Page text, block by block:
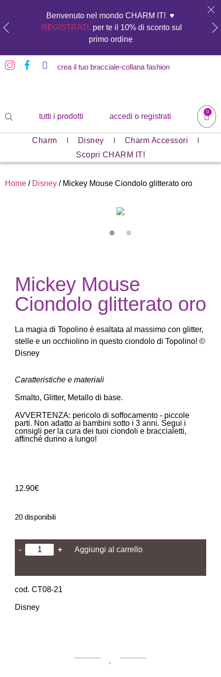
Benvenuto nel mondo CHARM IT! ♥️
REGISTRATI, per te il 10% di sconto sul
primo ordine
crea il tuo bracciale-collana fashion
tutti i prodotti accedi o registrati
0
Charm Disney
Charm Accessori
Scopri CHARM IT!
Home / Disney / Mickey Mouse Ciondolo glitterato oro
Mickey Mouse
Ciondolo glitterato oro
La magia di Topolino è esaltata al massimo con glitter,
stelle e un occhiolino in questo ciondolo di Topolino! ©
Disney
Caratteristiche e materiali
Smalto, Glitter, Metallo di base.
AVVERTENZA: pericolo di soffocamento - piccole
parti. Non adatto ai bambini sotto i 3 anni. Segui i
consigli per la cura dei tuoi ciondoli e braccialetti,
affinché durino a lungo!
12.90€
20 disponibili
- + Aggiungi al carrello
cod. CT08-21
Disney